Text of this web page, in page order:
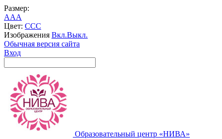
Размер:
AAA
Цвет: CCC
Изображения Вкл.Выкл.
Обычная версия сайта
Вход
Образовательный центр «НИВА»